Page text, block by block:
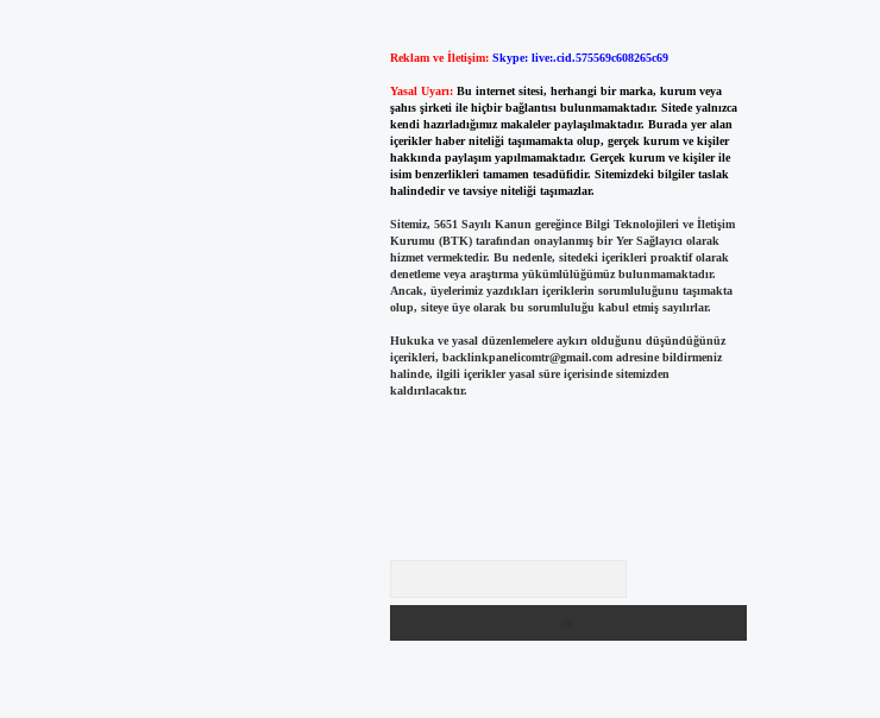
Reklam ve İletişim: Skype: live:.cid.575569c608265c69
Yasal Uyarı: Bu internet sitesi, herhangi bir marka, kurum veya
şahıs şirketi ile hiçbir bağlantısı bulunmamaktadır. Sitede yalnızca
kendi hazırladığımız makaleler paylaşılmaktadır. Burada yer alan
içerikler haber niteliği taşımamakta olup, gerçek kurum ve kişiler
hakkında paylaşım yapılmamaktadır. Gerçek kurum ve kişiler ile
isim benzerlikleri tamamen tesadüfidir. Sitemizdeki bilgiler taslak
halindedir ve tavsiye niteliği taşımazlar.
Sitemiz, 5651 Sayılı Kanun gereğince Bilgi Teknolojileri ve İletişim
Kurumu (BTK) tarafından onaylanmış bir Yer Sağlayıcı olarak
hizmet vermektedir. Bu nedenle, sitedeki içerikleri proaktif olarak
denetleme veya araştırma yükümlülüğümüz bulunmamaktadır.
Ancak, üyelerimiz yazdıkları içeriklerin sorumluluğunu taşımakta
olup, siteye üye olarak bu sorumluluğu kabul etmiş sayılırlar.
Hukuka ve yasal düzenlemelere aykırı olduğunu düşündüğünüz
içerikleri, backlinkpanelicomtr@gmail.comadresine bildirmeniz
halinde, ilgili içerikler yasal süre içerisinde sitemizden
kaldırılacaktır.